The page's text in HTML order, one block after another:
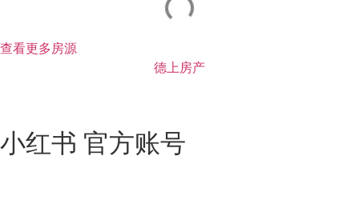
查看更多房源
德上房产
小红书 官方账号